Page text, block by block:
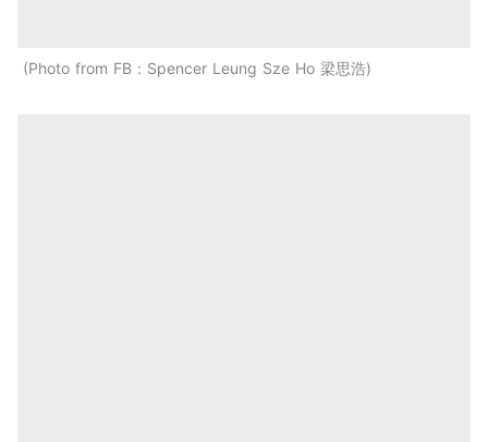
Photo from FB：Spencer Leung Sze Ho 梁思浩